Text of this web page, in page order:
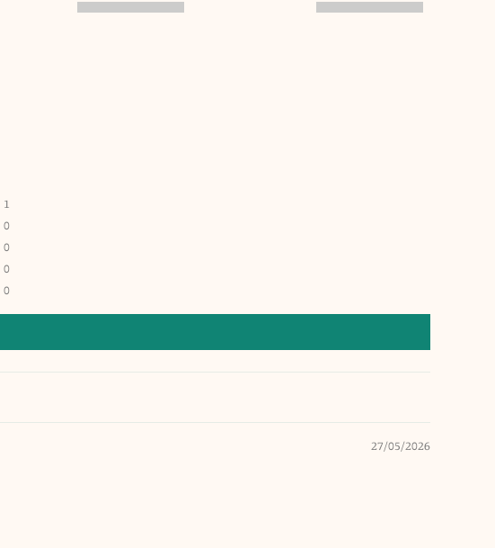
1
0
0
0
0
27/05/2026